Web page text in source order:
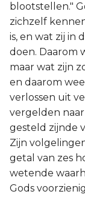
blootstellen."
zichzelf
is, en wat zij in
doen. Daarom
maar wat zijn
en daarom
verlossen uit
vergelden
gesteld zijnde
Zijn
getal van zes
wetende
Gods